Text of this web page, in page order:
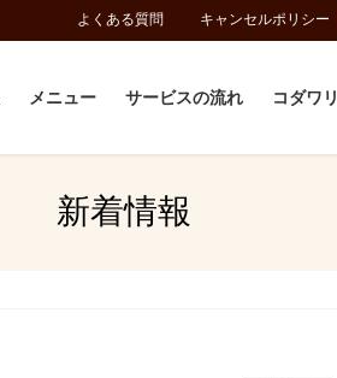
よくある質問 キャンセルポリシー
メニュー サービスの流れ コダワリ
新着情報